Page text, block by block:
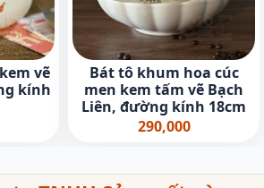
vẽ
kính
Bát tô khum hoa cúc
men kem tấm vẽ Bạch
Liên, đường kính 18cm
290,000